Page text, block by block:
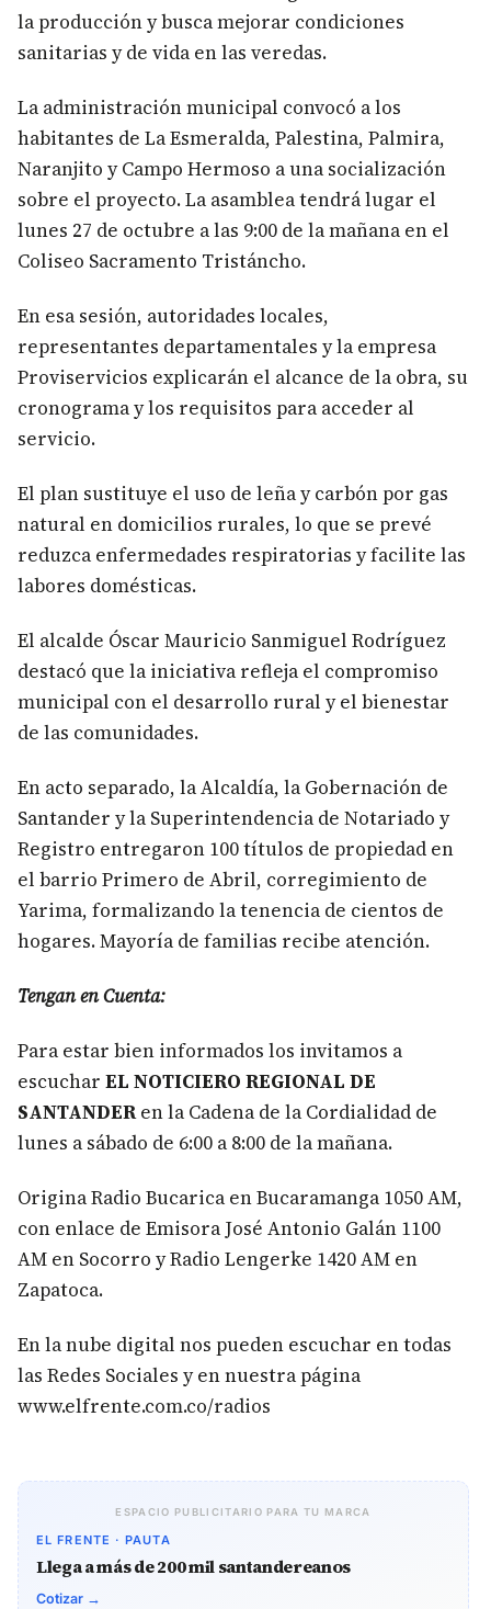
la producción y busca mejorar condiciones
sanitarias y de vida en las veredas.
La administración municipal convocó a los
habitantes de La Esmeralda, Palestina, Palmira,
Naranjito y Campo Hermoso a una socialización
sobre el proyecto. La asamblea tendrá lugar el
lunes 27 de octubre a las 9:00 de la mañana en el
Coliseo Sacramento Tristáncho.
En esa sesión, autoridades locales,
representantes departamentales y la empresa
Proviservicios explicarán el alcance de la obra, su
cronograma y los requisitos para acceder al
servicio.
El plan sustituye el uso de leña y carbón por gas
natural en domicilios rurales, lo que se prevé
reduzca enfermedades respiratorias y facilite las
labores domésticas.
El alcalde Óscar Mauricio Sanmiguel Rodríguez
destacó que la iniciativa refleja el compromiso
municipal con el desarrollo rural y el bienestar
de las comunidades.
En acto separado, la Alcaldía, la Gobernación de
Santander y la Superintendencia de Notariado y
Registro entregaron 100 títulos de propiedad en
el barrio Primero de Abril, corregimiento de
Yarima, formalizando la tenencia de cientos de
hogares. Mayoría de familias recibe atención.
Tengan en Cuenta:
Para estar bien informados los invitamos a
escuchar EL NOTICIERO REGIONAL DE
SANTANDERen la Cadena de la Cordialidad de
lunes a sábado de 6:00 a 8:00 de la mañana.
Origina Radio Bucarica en Bucaramanga 1050 AM,
con enlace de Emisora José Antonio Galán 1100
AM en Socorro y Radio Lengerke 1420 AM en
Zapatoca.
En la nube digital nos pueden escuchar en todas
las Redes Sociales y en nuestra página
www.elfrente.com.co/radios
ESPACIO PUBLICITARIO PARA TU MARCA
EL FRENTE · PAUTA
Llega a más de 200 mil santandereanos
Cotizar →